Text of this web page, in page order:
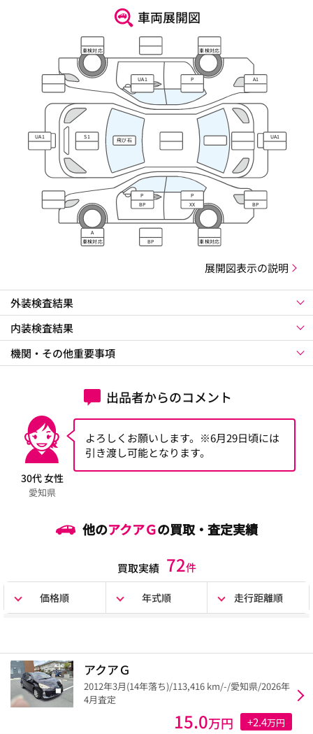
車両展開図
車検対応 車検対応
UA1 P A1
UA1 S1
飛び石
UA1
P
BP
P
XX BP
A
車検対応
BP 車検対応
展開図表示の説明
外装検査結果
内装検査結果
機関・その他重要事項
出品者からのコメント
30代 女性
愛知県
よろしくお願いします。※6月29日頃には
引き渡し可能となります。
他のアクアＧの買取・査定実績
買取実績 72件
価格順 年式順 走行距離順
アクアＧ
2012年3月(14年落ち)/113,416 km/-/愛知県/2026年
4月査定
15.0万円 +2.4万円